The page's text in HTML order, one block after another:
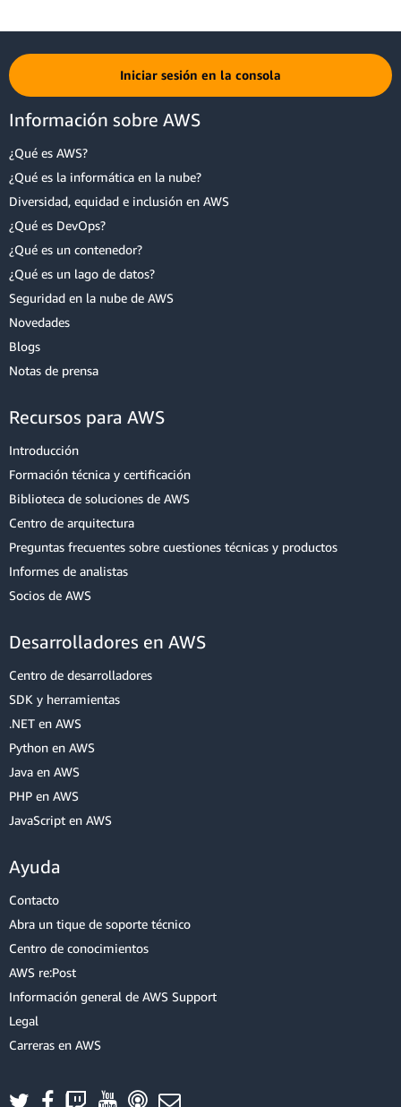
Cálculo de los precios : IAM es una característica de su cuenta de
AWS que se ofrece sin cargo adicional. Solo se le cobrará por la
Iniciar sesión en la consola
Información sobre AWS
¿Qué es AWS?
¿Qué es la informática en la nube?
Diversidad, equidad e inclusión en AWS
¿Qué es DevOps?
¿Qué es un contenedor?
¿Qué es un lago de datos?
Seguridad en la nube de AWS
Novedades
Blogs
Notas de prensa
Recursos para AWS
Introducción
Formación técnica y certificación
Biblioteca de soluciones de AWS
Centro de arquitectura
Preguntas frecuentes sobre cuestiones técnicas y productos
Informes de analistas
Socios de AWS
Desarrolladores en AWS
Centro de desarrolladores
SDK y herramientas
.NET en AWS
Python en AWS
Java en AWS
PHP en AWS
JavaScript en AWS
Ayuda
Contacto
Abra un tique de soporte técnico
Centro de conocimientos
AWS re:Post
Información general de AWS Support
Legal
Carreras en AWS